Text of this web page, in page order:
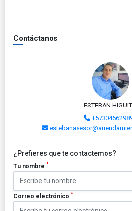
Contáctanos
ESTEBAN
¿Prefieres que te contactemos?
Tu nombre *
Correo electrónico *